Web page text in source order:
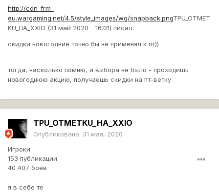
http://cdn-frm-
eu.wargaming.net/4.5/style_images/wg/snapback.pngTPU_OTMET
KU_HA_XXIO (31 май 2020 - 16:01) писал:
скидки новогодние точно бы не применял к пт))
тогда, насколько помню, и выбора не было - проходишь
новогоднюю акцию, получаешь скидки на пт-ветку
TPU_OTMETKU_HA_XXIO
Опубликовано: 31 мая, 2020
Игроки
153 публикации
40 407 боёв
я в себе те